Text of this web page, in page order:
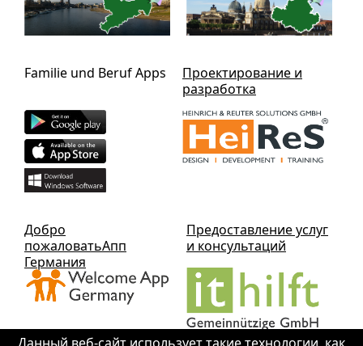
Familie und Beruf Apps
Проектирование и
разработка
Добро
пожаловатьАпп
Германия
Предоставление услуг
и консультаций